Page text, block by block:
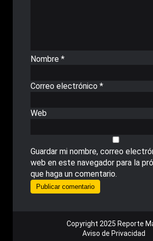
Nombre *
Correo electrónico *
Web
Guardar mi nombre, correo
web en este navegador para la
que haga un comentario.
Copyright 2025 Reporte
Aviso de Privacidad